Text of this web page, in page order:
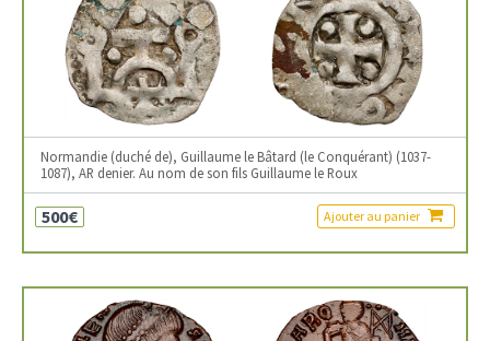
Normandie (duché de), Guillaume le Bâtard (le Conquérant) (1037-
1087), AR denier. Au nom de son fils Guillaume le Roux
500€ Ajouter au panier